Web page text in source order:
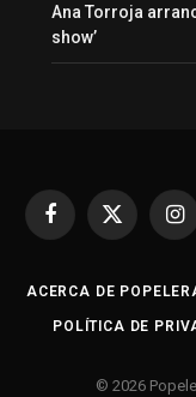
Ana Torroja
show’
Facebook
X
ACERCA DE
POLÍTICA DE
© 2026